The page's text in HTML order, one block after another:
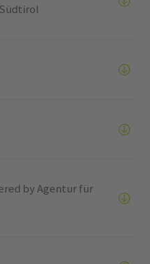
by Agentur für